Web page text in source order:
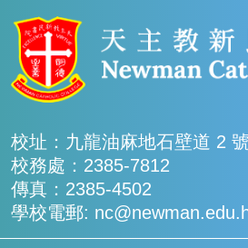
校址：九龍油麻地石壁道 2 號
校務處：2385-7812
傳真：2385-4502
學校電郵: